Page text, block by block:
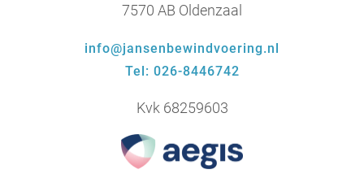
7570 AB Oldenzaal
info@jansenbewindvoering.nl
Tel: 026-8446742
Kvk 68259603